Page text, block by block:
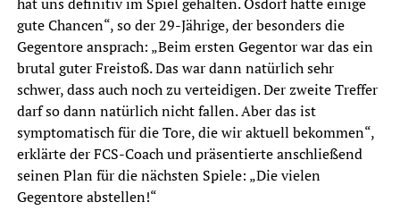
gute Chancen“, so der 29-Jährige, der besonders die
Gegentore ansprach: „Beim ersten Gegentor war das ein
brutal guter Freistoß. Das war dann natürlich sehr
schwer, dass auch noch zu verteidigen. Der zweite Treffer
darf so dann natürlich nicht fallen. Aber das ist
symptomatisch für die Tore, die wir aktuell bekommen“,
erklärte der FCS-Coach und präsentierte anschließend
seinen Plan für die nächsten Spiele: „Die vielen
Gegentore abstellen!“